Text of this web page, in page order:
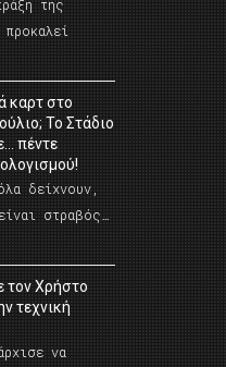
της
καρτ στο
Το Στάδιο
πέντε
δείχνουν,
στραβός…
τον Χρήστο
τεχνική
να